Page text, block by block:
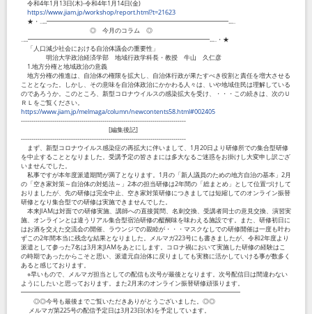
令和4年1月13日(木)-令和4年1月14日(金)
https://www.jiam.jp/workshop/report.html?t=21623
★・‥...━━━━━━━━━━━━━━━━━━━━━━━━━━━━━...‥
◎ 今月のコラム ◎
‥...━━━━━━━━━━━━━━━━━━━━━━━━━━━━━...‥・★
「人口減少社会における自治体議会の重要性」
明治大学政治経済学部 地域行政学科長・教授 牛山 久仁彦
1.地方分権と地域政治の意義
地方分権の推進は、自治体の権限を拡大し、自治体行政が果たすべき役割と責任を増大させる
こととなった。しかし、その意味を自治体政治にかかわる人々は、いや地域住民は理解している
のであろうか。このところ、新型コロナウイルスの感染拡大を受け、・・・この続きは、次のＵ
ＲＬをご覧ください。
https://www.jiam.jp/melmaga/column/newcontents58.html#002405
-------------------------------------------------------------------------------
[編集後記]
-------------------------------------------------------------------------------
まず、新型コロナウイルス感染症の再拡大に伴いまして、1月20日より研修所での集合型研修
を中止することとなりました。受講予定の皆さまには多大なるご迷惑をお掛けし大変申し訳ござ
いませんでした。
私事ですが本年度派遣期間が満了となります。1月の「新人議員のための地方自治の基本」2月
の「空き家対策～自治体の対処法～」2本の担当研修は2年間の「総まとめ」として位置づけして
おりましたが、先の研修は完全中止、空き家対策研修につきましては短縮してのオンライン振替
研修となり集合型での研修は実施できませんでした。
本来JIAMは対面での研修実施、講師への直接質問、名刺交換、受講者同士の意見交換、演習実
施、オンラインとは違うリアル集合型宿泊研修の醍醐味を味わえる施設です。また、研修初日に
はお酒を交えた交流会の開催、ラウンジでの親睦が・・・マスクなしでの研修開催は一度も叶わ
ずこの2年間本当に残念な結果となりました。メルマガ223号にも書きましたが、令和2年度より
派遣として参った7名は3月末JIAMをあとにします。コロナ禍において実施した研修の経験はこ
の時期であったからこそと思い、派遣元自治体に戻りましても実務に活かしていける事が数多く
あると感じております。
※早いもので、メルマガ担当としての配信も次号が最後となります。次号配信日は間違わない
ようにしたいと思っております。また2月末のオンライン振替研修頑張ります。
━━━━━━━━━━━━━━━━━━━━━━━━━━━━━━━━━━━
◎◎今号も最後までご覧いただきありがとうございました。◎◎
メルマガ第225号の配信予定日は3月23日(水)を予定しています。